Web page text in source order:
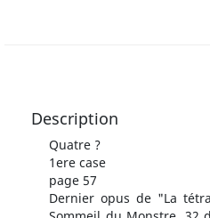
Description
Quatre ?
1ere case
page 57
Dernier opus de "La